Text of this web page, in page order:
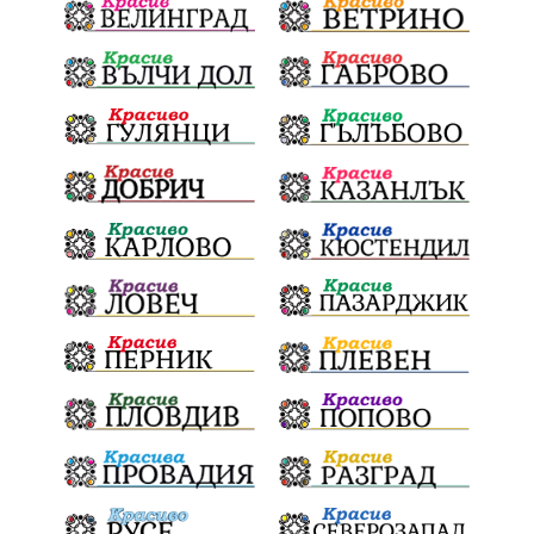
разследване ОДЗемеделие ЕдвинХасан
ШуменскаОбластГЕРБ БезЧадър
ШуменскоПлато Ветропаркове
ОбщинскиСъвет ИранБългария
Индустриализация
БългарскотоМашиностроене ПравилаЗаВсички
ТониСтораро НеправилноПаркиране Булинг